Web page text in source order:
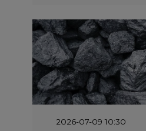
2026-07-09 10:30